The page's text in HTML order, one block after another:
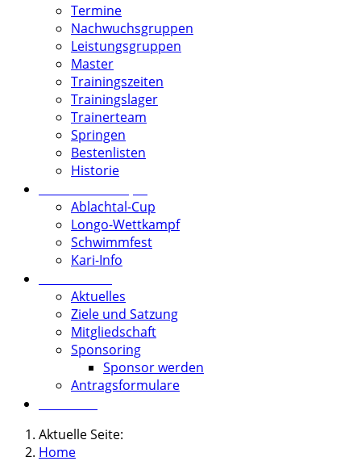
Termine
Nachwuchsgruppen
Leistungsgruppen
Master
Trainingszeiten
Trainingslager
Trainerteam
Springen
Bestenlisten
Historie
Ablachtal-Cup
Longo-Wettkampf
Schwimmfest
Kari-Info
Aktuelles
Ziele und Satzung
Mitgliedschaft
Sponsoring
Sponsor werden
Antragsformulare
Aktuelle Seite:
Home